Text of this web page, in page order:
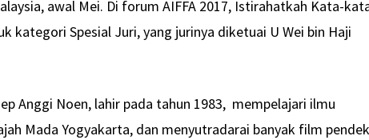
awal Mei. Di forum AIFFA 2017, Istirahatkah Kata-
kategori Spesial Juri, yang jurinya diketuai U Wei bin Haji
Anggi Noen, lahir pada tahun 1983, mempelajari ilmu
Mada Yogyakarta, dan menyutradarai banyak film